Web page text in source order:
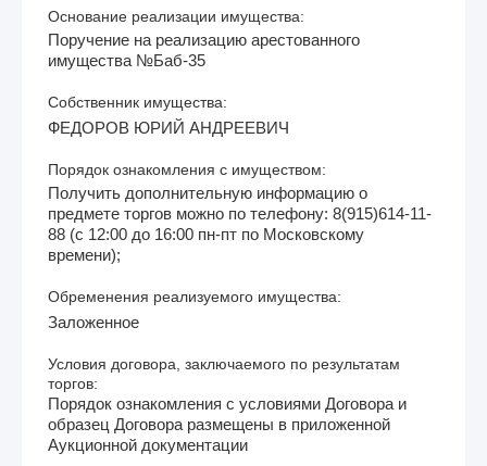
Основание реализации имущества:
Поручение на реализацию арестованного
имущества №Баб-35
Собственник имущества:
ФЕДОРОВ ЮРИЙ АНДРЕЕВИЧ
Порядок ознакомления с имуществом:
Получить дополнительную информацию о
предмете торгов можно по телефону: 8(915)614-11-
88 (с 12:00 до 16:00 пн-пт по Московскому
времени);
Обременения реализуемого имущества:
Заложенное
Условия договора, заключаемого по результатам
торгов:
Порядок ознакомления с условиями Договора и
образец Договора размещены в приложенной
Аукционной документации